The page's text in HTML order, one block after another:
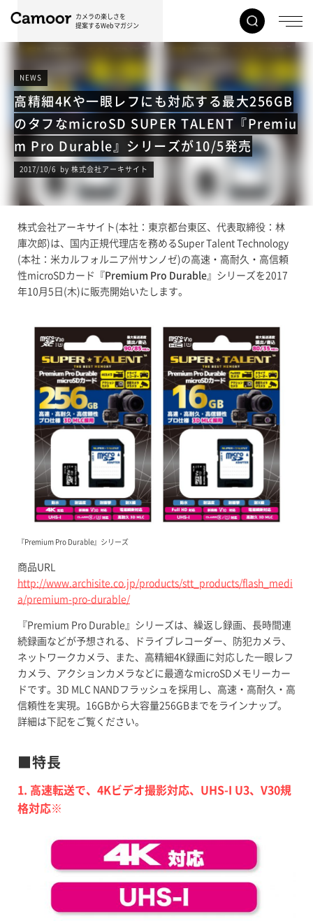
カメラの楽しさを
提案するWebマガジン
NEWS
高精細4Kや一眼レフにも対応する最大256GB
のタフなmicroSD SUPER TALENT『Premiu
m Pro Durable』シリーズが10/5発売
2017/10/6 by 株式会社アーキサイト
株式会社アーキサイト(本社：東京都台東区、代表取締役：林
庫次郎)は、国内正規代理店を務めるSuper Talent Technology
(本社：米カルフォルニア州サンノゼ)の高速・高耐久・高信頼
性microSDカード『 Premium Pro Durable 』シリーズを2017
年10月5日(木)に販売開始いたします。
『Premium Pro Durable』シリーズ
商品URL
http://www.archisite.co.jp/products/stt_products/flash_medi
a/premium-pro-durable/
『Premium Pro Durable』シリーズは、繰返し録画、長時間連
続録画などが予想される、ドライブレコーダー、防犯カメラ、
ネットワークカメラ、また、高精細4K録画に対応した一眼レフ
カメラ、アクションカメラなどに最適なmicroSDメモリーカー
ドです。3D MLC NANDフラッシュを採用し、高速・高耐久・高
信頼性を実現。16GBから大容量256GBまでをラインナップ。
詳細は下記をご覧ください。
■特長
1. 高速転送で、4Kビデオ撮影対応、UHS-I U3、V30規
格対応※